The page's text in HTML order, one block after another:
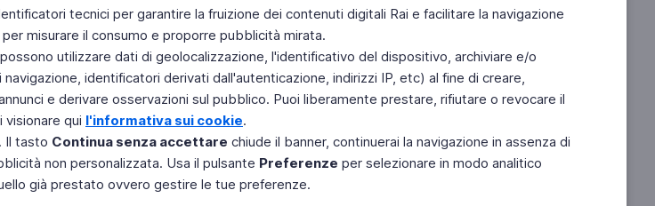
tecnici per garantire la fruizione dei contenuti digitali Rai e facilitare la navigazione
misurare il consumo e proporre pubblicità mirata.
utilizzare dati di geolocalizzazione, l'identificativo del dispositivo, archiviare e/o
identificatori derivati dall'autenticazione, indirizzi IP, etc) al fine di creare,
e derivare osservazioni sul pubblico. Puoi liberamente prestare, rifiutare o revocare il
visionare qui l'informativa sui cookie.
Il tasto Continua senza accettare chiude il banner, continuerai la navigazione in assenza di
non personalizzata. Usa il pulsante Preferenze per selezionare in modo analitico
già prestato ovvero gestire le tue preferenze.
Home Page Chi Siamo
© 2011 Rai - Tutti i diritti riservati
by RAI - Reti e Piattaforme